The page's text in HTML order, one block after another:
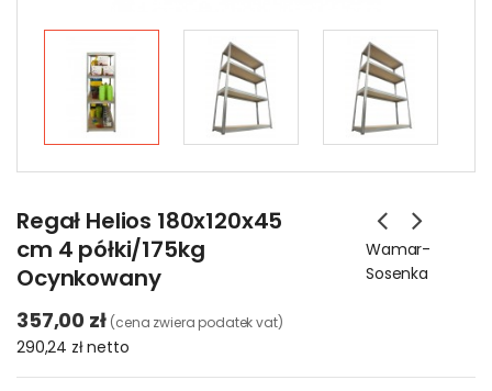
Regał Helios 180x120x45
cm 4 półki/175kg
Ocynkowany
Wamar-
Sosenka
357,00 zł (cena zwiera podatek vat)
290,24 złnetto